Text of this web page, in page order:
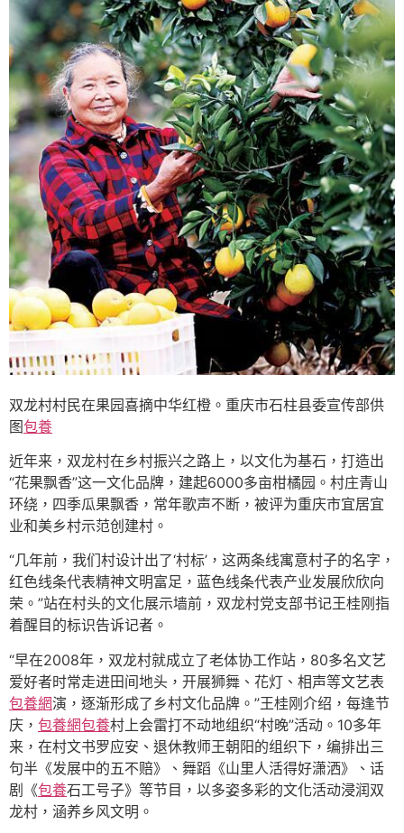
双龙村村民在果园喜摘中华红橙。重庆市石柱县委宣传部供
图包養
近年来，双龙村在乡村振兴之路上，以文化为基石，打造出
“花果飘香”这一文化品牌，建起6000多亩柑橘园。村庄青山
环绕，四季瓜果飘香，常年歌声不断，被评为重庆市宜居宜
业和美乡村示范创建村。
“几年前，我们村设计出了‘村标’，这两条线寓意村子的名字，
红色线条代表精神文明富足，蓝色线条代表产业发展欣欣向
荣。”站在村头的文化展示墙前，双龙村党支部书记王桂刚指
着醒目的标识告诉记者。
“早在2008年，双龙村就成立了老体协工作站，80多名文艺
爱好者时常走进田间地头，开展狮舞、花灯、相声等文艺表
包養網演，逐渐形成了乡村文化品牌。”王桂刚介绍，每逢节
庆， 包養網包養村上会雷打不动地组织“村晚”活动。10多年
来，在村文书罗应安、退休教师王朝阳的组织下，编排出三
句半《发展中的五不赔》、舞蹈《山里人活得好潇洒》、话
剧《包養石工号子》等节目，以多姿多彩的文化活动浸润双
龙村，涵养乡风文明。